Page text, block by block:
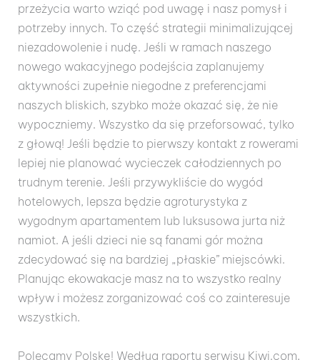
przeżycia warto wziąć pod uwagę i nasz pomysł i
potrzeby innych. To część strategii minimalizującej
niezadowolenie i nudę. Jeśli w ramach naszego
nowego wakacyjnego podejścia zaplanujemy
aktywności zupełnie niegodne z preferencjami
naszych bliskich, szybko może okazać się, że nie
wypoczniemy. Wszystko da się przeforsować, tylko
z głową! Jeśli będzie to pierwszy kontakt z rowerami
lepiej nie planować wycieczek całodziennych po
trudnym terenie. Jeśli przywykliście do wygód
hotelowych, lepsza będzie agroturystyka z
wygodnym apartamentem lub luksusowa jurta niż
namiot. A jeśli dzieci nie są fanami gór można
zdecydować się na bardziej „płaskie” miejscówki.
Planując ekowakacje masz na to wszystko realny
wpływ i możesz zorganizować coś co zainteresuje
wszystkich.
Polecamy Polskę! Według raportu serwisu Kiwi.com,